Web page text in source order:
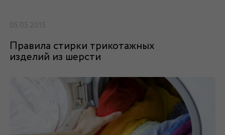
05.05.2015
Правила стирки трикотажных
изделий из шерсти